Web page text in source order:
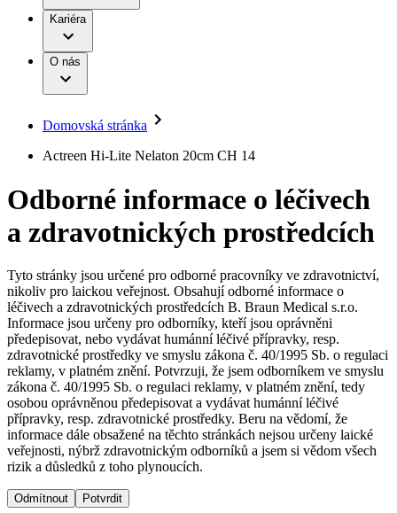
Léčba bolesti
Mimotělní očišťování krve
Neurochirurgie
Onkologie
Ortopedie
Páteřní chirurgie
Péče o rány
Prevence a kontrola infekcí
Uzavírání ran
Řešení
Terapie
Onemocnění
B. Braun Avitum
Dialyzační střediska​
B. Braun Avitum poskytuje kvalitní dialyzační péči ve všech
svých střediscích v České republice. Více informací se
dozvíte na stránkách jednotlivých středisek.
Práce a kariéra
Naše kultura
Vaše příležitost​
Nabídky pracovních míst
Objevte své kariérní příležitosti ​v B. Braun. Vyhledejte náš trh
práce​ pro zajímavé pozice.​
Odpovědnost
Média
Tiskové zprávy
Kontakt
Kontaktní formulář
Registrace k odběru newsletteru
Odpovědnost
Média
Kontakt
Kariéra
O nás
Domovská stránka
Actreen Hi-Lite Nelaton 20cm CH 14
Odborné informace o léčivech
a zdravotnických prostředcích
Tyto stránky jsou určené pro odborné pracovníky ve zdravotnictví,
nikoliv pro laickou veřejnost. Obsahují odborné informace o
léčivech a zdravotnických prostředcích B. Braun Medical s.r.o.
Informace jsou určeny pro odborníky, kteří jsou oprávněni
předepisovat, nebo vydávat humánní léčivé přípravky, resp.
zdravotnické prostředky ve smyslu zákona č. 40/1995 Sb. o regulaci
reklamy, v platném znění. Potvrzuji, že jsem odborníkem ve smyslu
zákona č. 40/1995 Sb. o regulaci reklamy, v platném znění, tedy
osobou oprávněnou předepisovat a vydávat humánní léčivé
přípravky, resp. zdravotnické prostředky. Beru na vědomí, že
informace dále obsažené na těchto stránkách nejsou určeny laické
veřejnosti, nýbrž zdravotnickým odborníků a jsem si vědom všech
rizik a důsledků z toho plynoucích.
Odmítnout Potvrdit